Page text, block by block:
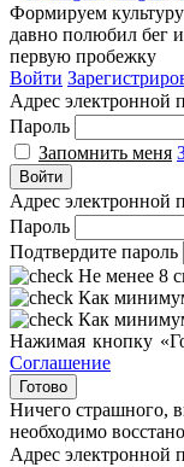
Формируем
давно полюбил бег
первую пробежку
Войти
Адрес электронной
Пароль
Запомнить меня
Войти
Адрес электронной
Пароль
Подтвердите пароль
Не менее 8
Как
Как
Нажимая кнопку
Соглашение
Готово
Ничего страшного,
необходимо
Адрес электронной